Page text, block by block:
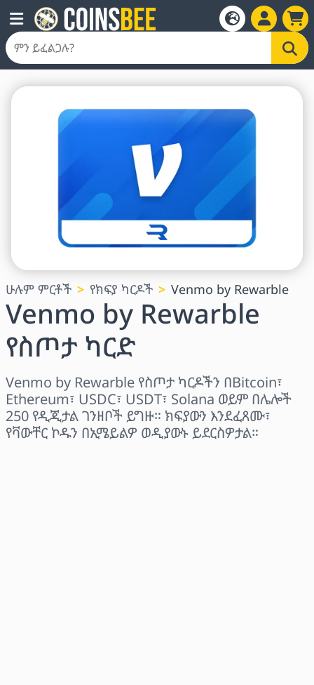
ሁሉም ምርቶች የክፍያ ካርዶች Venmo by Rewarble
Venmo by Rewarble
የስጦታ ካርድ
Venmo by Rewarble የስጦታ ካርዶችን በBitcoin፣
Ethereum፣ USDC፣ USDT፣ Solana ወይም በሌሎች
250 የዲጂታል ገንዘቦች ይግዙ። ክፍያውን እንደፈጸሙ፣
የቫውቸር ኮዱን በኢሜይልዎ ወዲያውኑ ይደርስዎታል።